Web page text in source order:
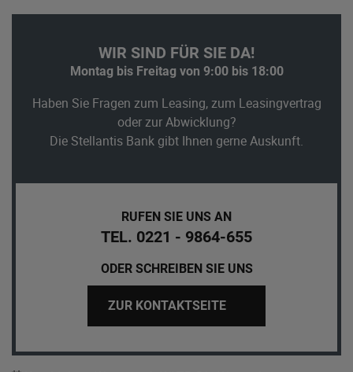
WIR SIND FÜR SIE DA!
Montag bis Freitag von 9:00 bis 18:00
Haben Sie Fragen zum Leasing, zum Leasingvertrag
oder zur Abwicklung?
Die Stellantis Bank gibt Ihnen gerne Auskunft.
RUFEN SIE UNS AN
TEL. 0221 - 9864-655
ODER SCHREIBEN SIE UNS
ZUR KONTAKTSEITE